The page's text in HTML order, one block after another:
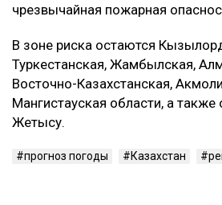
чрезвычайная пожарная
В зоне риска остаются
Туркестанская, Жамбылская,
Восточно-Казахстанская,
Мангистауская области, а также
Жетысу.
прогноз погоды Казахстан